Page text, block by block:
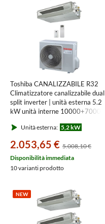
Toshiba CANALIZZABILE R32
Climatizzatore canalizzabile dual
split inverter | unità esterna 5.2
kW unità interne 10000+7000
M[10|07]U2DVG-E
Unità esterna: 5,2 kW
2.053,65 € 5.008,10 €
Disponibilità immediata
10 varianti prodotto
NEW